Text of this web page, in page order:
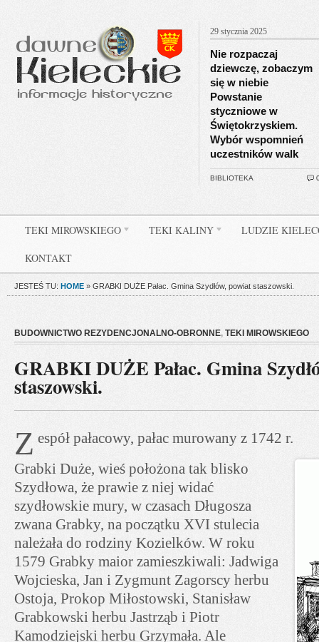
29 stycznia 2025
Nie rozpaczaj
dziewczę, zobaczym
się w niebie
Powstanie
styczniowe w
Świętokrzyskiem.
Wybór wspomnień
uczestników walk
BIBLIOTEKA
TEKI MIROWSKIEGO TEKI KALINY LUDZIE
KONTAKT
JESTEŚ TU: HOME » GRABKI DUŻE Pałac. Gmina Szydłów, powiat staszowski.
BUDOWNICTWO REZYDENCJONALNO-OBRONNE, TEKI MIROWSKIEGO
GRABKI DUŻE Pałac. Gmina
staszowski.
Z espół pałacowy, pałac murowany z 1742 r.
Grabki Duże, wieś położona tak blisko
Szydłowa, że prawie z niej widać
szydłowskie mury, w czasach Długosza
zwana Grabky, na początku XVI stulecia
należała do rodziny Kozielków. W roku
1579 Grabky maior zamieszkiwali: Jadwiga
Wojcieska, Jan i Zygmunt Zagorscy herbu
Ostoja, Prokop Miłostowski, Stanisław
Grabkowski herbu Jastrząb i Piotr
Kamodziejski herbu Grzymała. Ale